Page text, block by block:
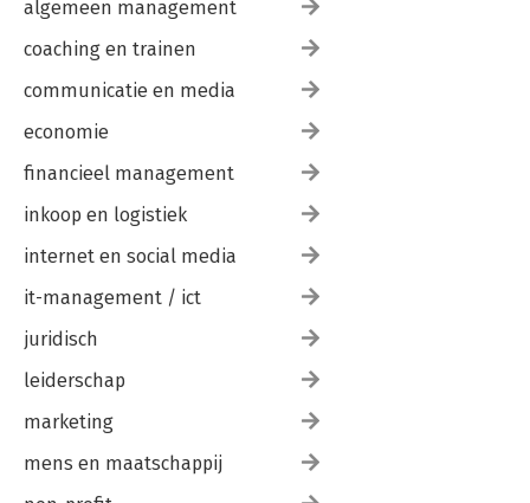
algemeen management
coaching en trainen
communicatie en media
economie
financieel management
inkoop en logistiek
internet en social media
it-management / ict
juridisch
leiderschap
marketing
mens en maatschappij